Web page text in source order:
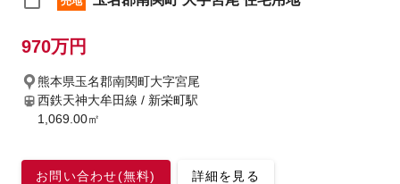
970万円
熊本県玉名郡南関町大字宮尾
西鉄天神大牟田線 / 新栄町駅
1,069.00㎡
お問い合わせ(無料) 詳細を見る